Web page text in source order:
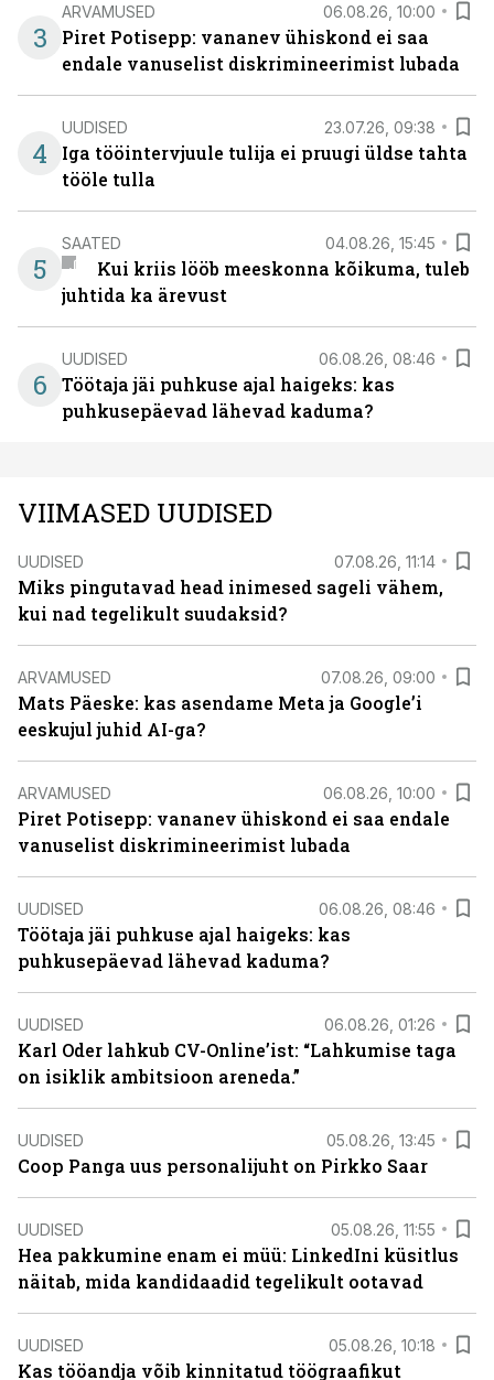
3
ARVAMUSED 06.08.26, 10:00
Piret Potisepp: vananev ühiskond ei saa
endale vanuselist diskrimineerimist lubada
4
UUDISED 23.07.26, 09:38
Iga tööintervjuule tulija ei pruugi üldse tahta
tööle tulla
5
SAATED 04.08.26, 15:45
Kui kriis lööb meeskonna kõikuma, tuleb
juhtida ka ärevust
6
UUDISED 06.08.26, 08:46
Töötaja jäi puhkuse ajal haigeks: kas
puhkusepäevad lähevad kaduma?
VIIMASED UUDISED
UUDISED 07.08.26, 11:14
Miks pingutavad head inimesed sageli vähem,
kui nad tegelikult suudaksid?
ARVAMUSED 07.08.26, 09:00
Mats Päeske: kas asendame Meta ja Google’i
eeskujul juhid AI-ga?
ARVAMUSED 06.08.26, 10:00
Piret Potisepp: vananev ühiskond ei saa endale
vanuselist diskrimineerimist lubada
UUDISED 06.08.26, 08:46
Töötaja jäi puhkuse ajal haigeks: kas
puhkusepäevad lähevad kaduma?
UUDISED 06.08.26, 01:26
Karl Oder lahkub CV-Online’ist: “Lahkumise taga
on isiklik ambitsioon areneda.”
UUDISED 05.08.26, 13:45
Coop Panga uus personalijuht on Pirkko Saar
UUDISED 05.08.26, 11:55
Hea pakkumine enam ei müü: LinkedIni küsitlus
näitab, mida kandidaadid tegelikult ootavad
UUDISED 05.08.26, 10:18
Kas tööandja võib kinnitatud töögraafikut